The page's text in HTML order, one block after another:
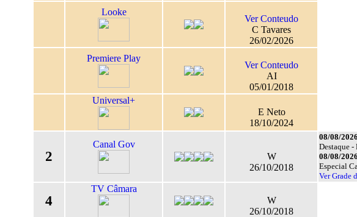
Looke
Ver Conteudo
C Tavares
26/02/2026
Premiere Play
Ver Conteudo
AI
05/01/2018
Universal+
E Neto
18/10/2024
2
Canal Gov
W
26/10/2018
08/08/
Destaque -
08/08/
Especial
Ver Grade
4
TV Câmara
W
26/10/2018